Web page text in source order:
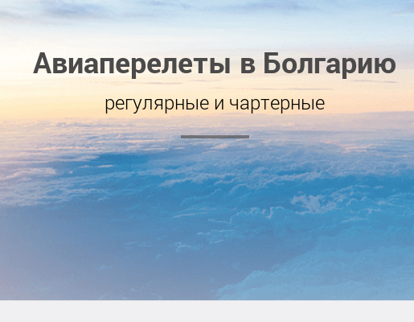
Авиаперелеты в Болгарию
регулярные и чартерные